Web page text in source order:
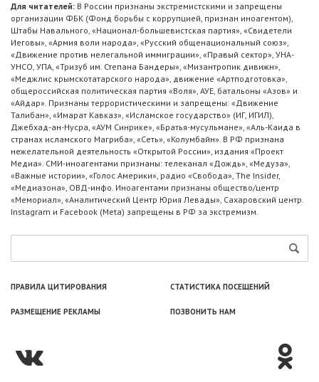
Для читателей: В России признаны экстремистскими и запрещены
организации ФБК (Фонд борьбы с коррупцией, признан иноагентом),
Штабы Навального, «Национал-большевистская партия», «Свидетели
Иеговы», «Армия воли народа», «Русский общенациональный союз»,
«Движение против нелегальной иммиграции», «Правый сектор», УНА-
УНСО, УПА, «Тризуб им. Степана Бандеры», «Мизантропик дивижн»,
«Меджлис крымскотатарского народа», движение «Артподготовка»,
общероссийская политическая партия «Воля», АУЕ, батальоны «Азов» и
«Айдар». Признаны террористическими и запрещены: «Движение
Талибан», «Имарат Кавказ», «Исламское государство» (ИГ, ИГИЛ),
Джебхад-ан-Нусра, «АУМ Синрике», «Братья-мусульмане», «Аль-Каида в
странах исламского Магриба», «Сеть», «Колумбайн». В РФ признана
нежелательной деятельность «Открытой России», издания «Проект
Медиа». СМИ-иноагентами признаны: телеканал «Дождь», «Медуза»,
«Важные истории», «Голос Америки», радио «Свобода», The Insider,
«Медиазона», ОВД-инфо. Иноагентами признаны общество/центр
«Мемориал», «Аналитический Центр Юрия Левады», Сахаровский центр.
Instagram и Facebook (Metа) запрещены в РФ за экстремизм.
ПРАВИЛА ЦИТИРОВАНИЯ СТАТИСТИКА ПОСЕЩЕНИЙ
РАЗМЕЩЕНИЕ РЕКЛАМЫ ПОЗВОНИТЬ НАМ